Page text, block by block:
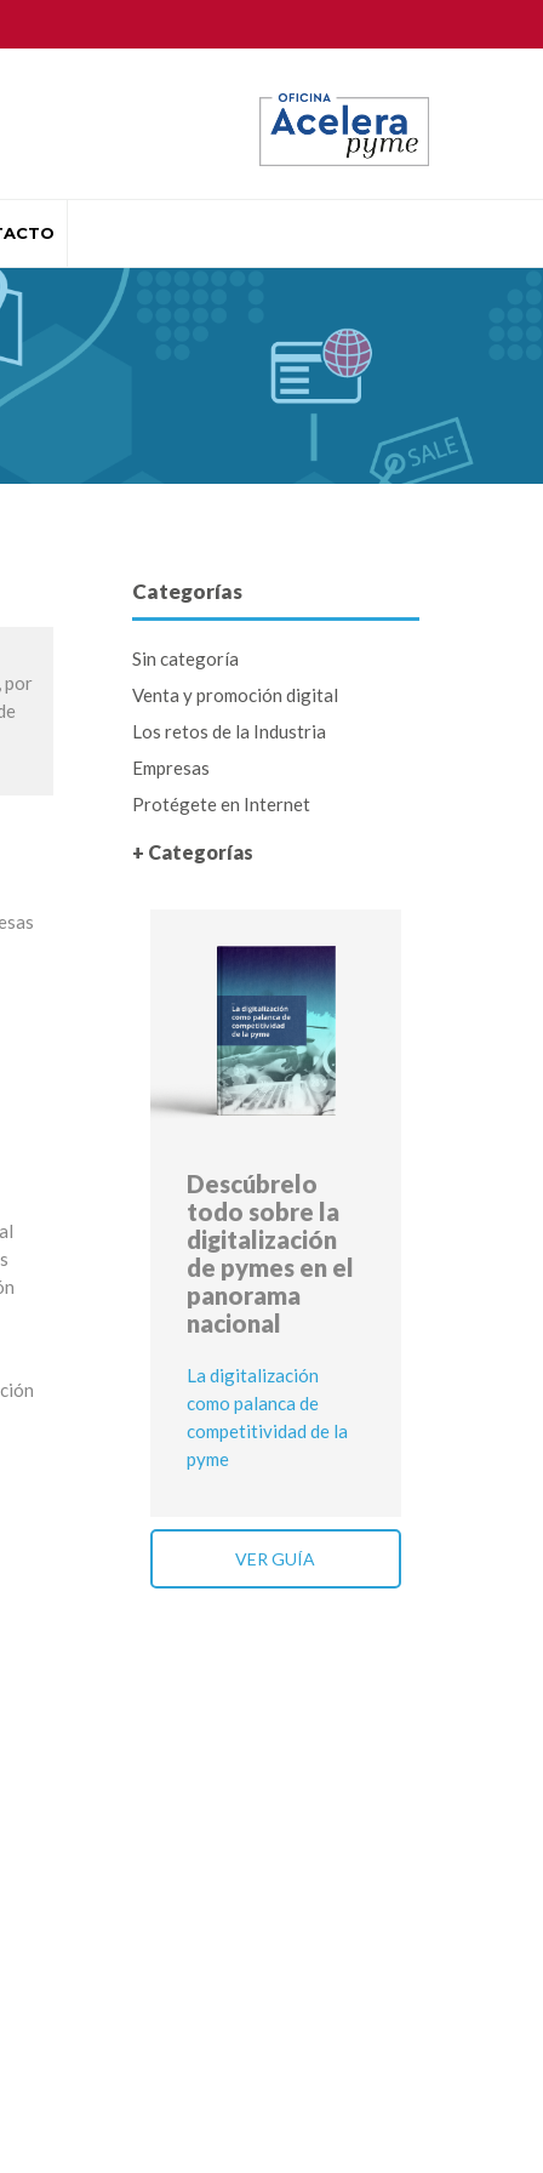
por
Categorías
Sin categoría
Venta y promoción digital
Los retos de la Industria
Empresas
Protégete en Internet
+ Categorías
Descúbrelo
todo sobre la
digitalización
de pymes en el
panorama
nacional
La digitalización
como palanca de
competitividad de la
pyme
VER GUÍA